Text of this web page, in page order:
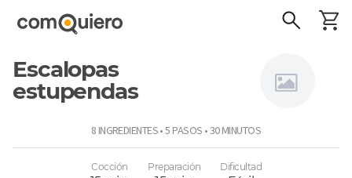
Escalopas
estupendas
8 INGREDIENTES • 5 PASOS • 30 MINUTOS
Cocción Preparación Dificultad